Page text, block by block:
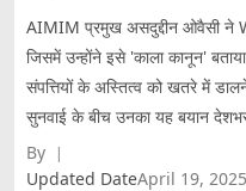
AIMIM प्रमुख असदुद्दीन ओवैसी ने
जिसमें उन्होंने इसे 'काला कानून'
संपत्तियों के अस्तित्व को खतरे में
सुनवाई के बीच उनका यह बयान
By
Updated DateApril 19, 2025